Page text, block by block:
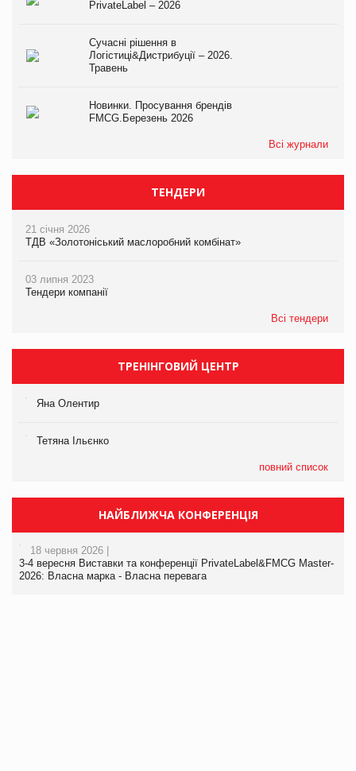
PrivateLabel – 2026
Сучасні рішення в
Логістиці&Дистрибуції – 2026.
Травень
Новинки. Просування брендів
FMCG.Березень 2026
Всі журнали
ТЕНДЕРИ
21 січня 2026
ТДВ «Золотоніський маслоробний комбінат»
03 липня 2023
Тендери компанії
Всі тендери
ТРЕНІНГОВИЙ ЦЕНТР
Яна Олентир
Тетяна Ільєнко
повний список
НАЙБЛИЖЧА КОНФЕРЕНЦІЯ
18 червня 2026 |
3-4 вересня Виставки та конференції PrivateLabel&FMCG Master-
2026: Власна марка - Власна перевага